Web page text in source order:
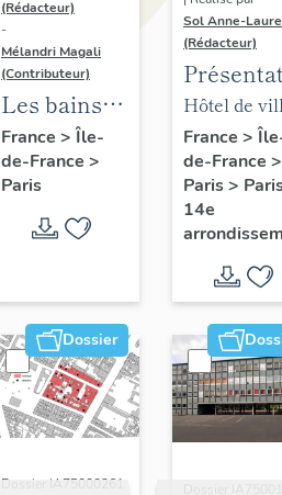
(Rédacteur)
-
Mélandri Magali
(Contributeur)
Les bains
douches
municipaux
de la ville
de Paris
France > Île-
de-France >
Paris
Sol Anne-Laure
(Rédacteur)
du
de la
annexe
Hôtel de
annexe
France >
de-France >
Paris>
14e
Dossier
Dossier IA75000261